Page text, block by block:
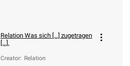
Relation Was sich [...] zugetragen
[...].
Creator: Relation